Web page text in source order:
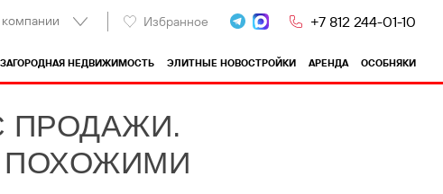
Избранное +7 812 244-01-10
ЗАГОРОДНАЯ НЕДВИЖИМОСТЬ ЭЛИТНЫЕ НОВОСТРОЙКИ АРЕНДА ОСОБНЯКИ
ПРОДАЖИ.
ПОХОЖИМИ